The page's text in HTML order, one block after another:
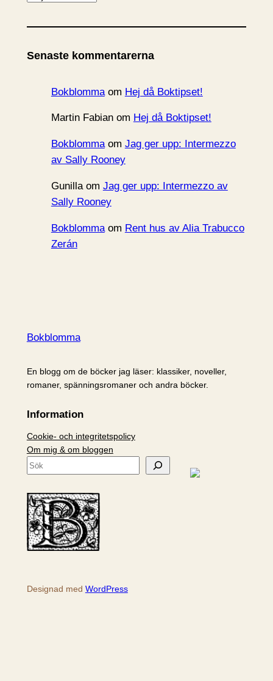
k
v
Senaste kommentarerna
Bokblommaom Hej då Boktipset!
Martin Fabianom Hej då Boktipset!
Bokblommaom Jag ger upp: Intermezzo
av Sally Rooney
Gunillaom Jag ger upp: Intermezzo av
Sally Rooney
Bokblommaom Rent hus av Alia Trabucco
Zerán
Bokblomma
En blogg om de böcker jag läser: klassiker, noveller,
romaner, spänningsromaner och andra böcker.
Information
Cookie- och integritetspolicy
Om mig & om bloggen
S
k
Designad med WordPress